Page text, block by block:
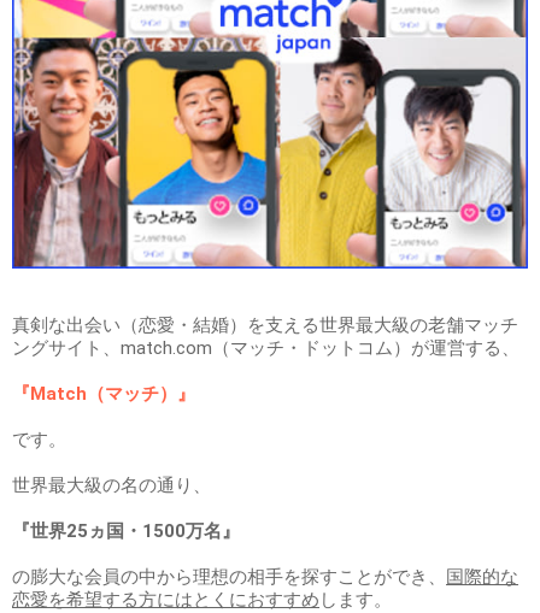
真剣な出会い（恋愛・結婚）を支える世界最大級の老舗マッチ
ングサイト、match.com（マッチ・ドットコム）が運営する、
『Match（マッチ）』
です。
世界最大級の名の通り、
『世界25ヵ国・1500万名』
の膨大な会員の中から理想の相手を探すことができ、 国際的な
恋愛を希望する方にはとくにおすすめ します。